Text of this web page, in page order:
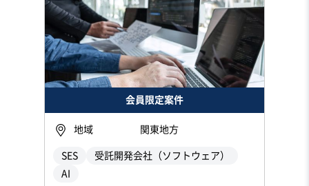
会員限定案件
地域 関東地方
SES
受託開発会社（ソフトウェア）
AI